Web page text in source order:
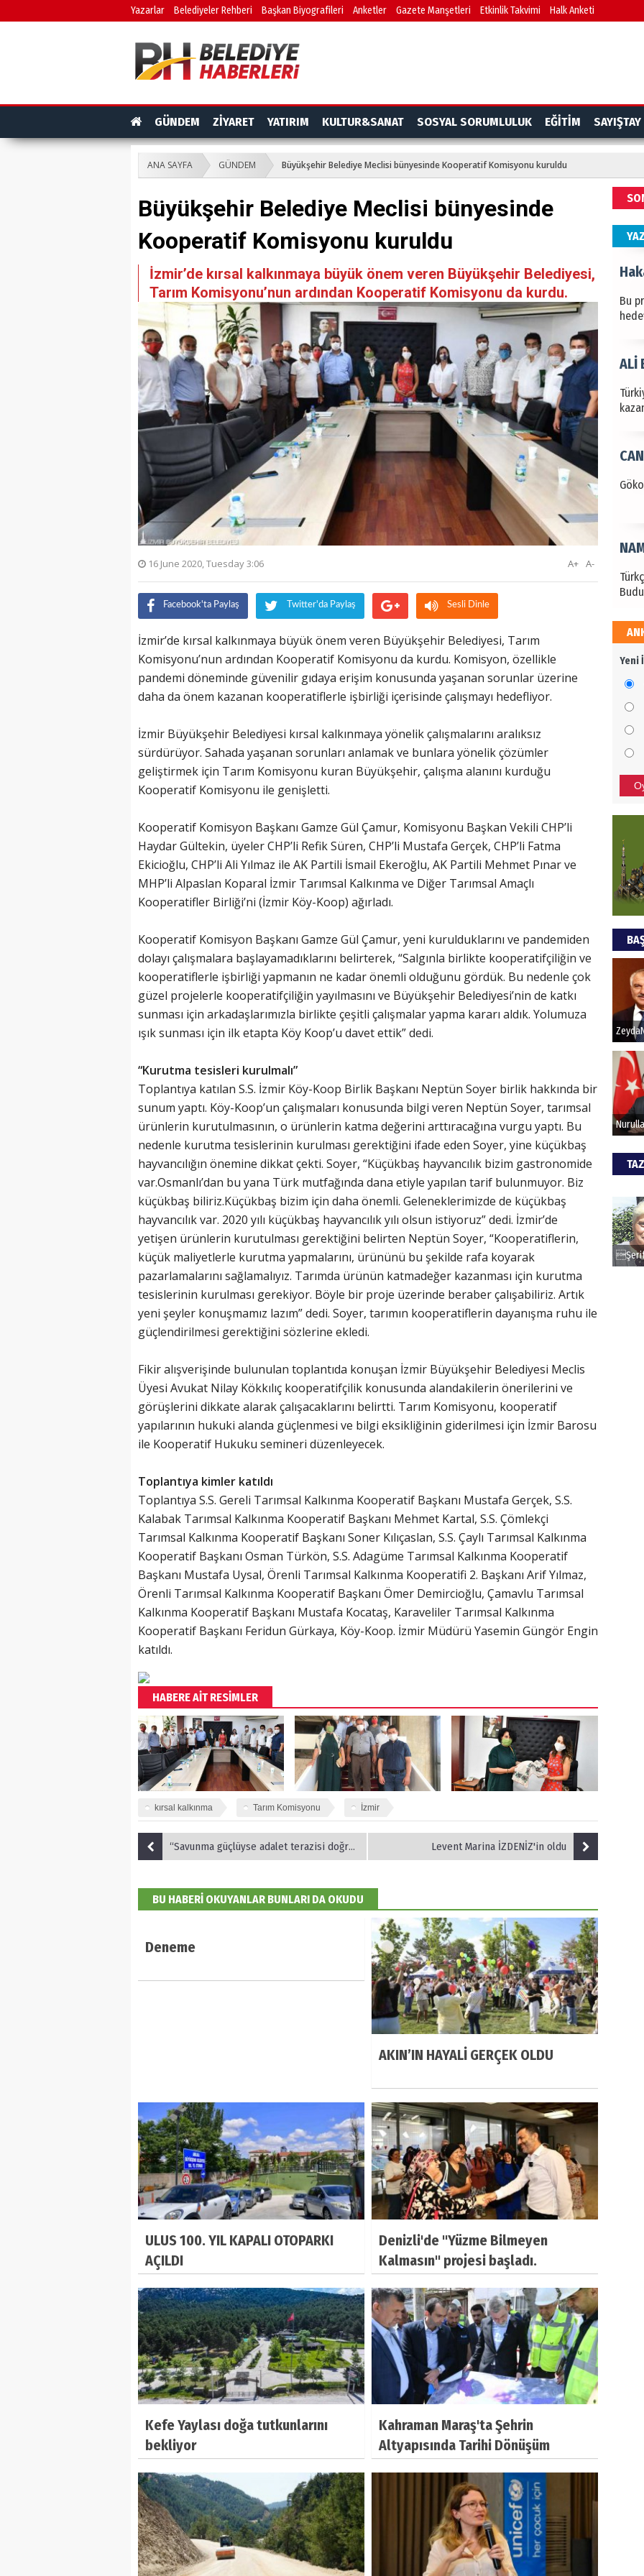
Yazarlar Belediyeler Rehberi Başkan Biyografileri Anketler Gazete Manşetleri Etkinlik Takvimi Halk Anketi
GÜNDEM ZİYARET YATIRIM KULTUR&SANAT SOSYAL SORUMLULUK EĞİTİM SAYIŞTAY
ANA SAYFA GÜNDEM Büyükşehir Belediye Meclisi bünyesinde Kooperatif Komisyonu kuruldu
Büyükşehir Belediye Meclisi bünyesinde
Kooperatif Komisyonu kuruldu
İzmir’de kırsal kalkınmaya büyük önem veren Büyükşehir Belediyesi,
Tarım Komisyonu’nun ardından Kooperatif Komisyonu da kurdu.
16 June 2020, Tuesday 3:06 A-
A+
Facebook'ta Paylaş Twitter'da Paylaş Sesli Dinle
İzmir’de kırsal kalkınmaya büyük önem veren Büyükşehir Belediyesi, Tarım
Komisyonu’nun ardından Kooperatif Komisyonu da kurdu. Komisyon, özellikle
pandemi döneminde güvenilir gıdaya erişim konusunda yaşanan sorunlar üzerine
daha da önem kazanan kooperatiflerle işbirliği içerisinde çalışmayı hedefliyor.
İzmir Büyükşehir Belediyesi kırsal kalkınmaya yönelik çalışmalarını aralıksız
sürdürüyor. Sahada yaşanan sorunları anlamak ve bunlara yönelik çözümler
geliştirmek için Tarım Komisyonu kuran Büyükşehir, çalışma alanını kurduğu
Kooperatif Komisyonu ile genişletti.
Kooperatif Komisyon Başkanı Gamze Gül Çamur, Komisyonu Başkan Vekili CHP’li
Haydar Gültekin, üyeler CHP’li Refik Süren, CHP’li Mustafa Gerçek, CHP’li Fatma
Ekicioğlu, CHP’li Ali Yılmaz ile AK Partili İsmail Ekeroğlu, AK Partili Mehmet Pınar ve
MHP’li Alpaslan Koparal İzmir Tarımsal Kalkınma ve Diğer Tarımsal Amaçlı
Kooperatifler Birliği’ni (İzmir Köy-Koop) ağırladı.
Kooperatif Komisyon Başkanı Gamze Gül Çamur, yeni kurulduklarını ve pandemiden
dolayı çalışmalara başlayamadıklarını belirterek, “Salgınla birlikte kooperatifçiliğin ve
kooperatiflerle işbirliği yapmanın ne kadar önemli olduğunu gördük. Bu nedenle çok
güzel projelerle kooperatifçiliğin yayılmasını ve Büyükşehir Belediyesi’nin de katkı
sunması için arkadaşlarımızla birlikte çeşitli çalışmalar yapma kararı aldık. Yolumuza
ışık sunması için ilk etapta Köy Koop’u davet ettik” dedi.
“Kurutma tesisleri kurulmalı”
Toplantıya katılan S.S. İzmir Köy-Koop Birlik Başkanı Neptün Soyer birlik hakkında bir
sunum yaptı. Köy-Koop’un çalışmaları konusunda bilgi veren Neptün Soyer, tarımsal
ürünlerin kurutulmasının, o ürünlerin katma değerini arttıracağına vurgu yaptı. Bu
nedenle kurutma tesislerinin kurulması gerektiğini ifade eden Soyer, yine küçükbaş
hayvancılığın önemine dikkat çekti. Soyer, “Küçükbaş hayvancılık bizim gastronomide
var.Osmanlı’dan bu yana Türk mutfağında dana etiyle yapılan tarif bulunmuyor. Biz
küçükbaş biliriz.Küçükbaş bizim için daha önemli. Geleneklerimizde de küçükbaş
hayvancılık var. 2020 yılı küçükbaş hayvancılık yılı olsun istiyoruz” dedi. İzmir’de
yetişen ürünlerin kurutulması gerektiğini belirten Neptün Soyer, “Kooperatiflerin,
küçük maliyetlerle kurutma yapmalarını, ürününü bu şekilde rafa koyarak
pazarlamalarını sağlamalıyız. Tarımda ürünün katmadeğer kazanması için kurutma
tesislerinin kurulması gerekiyor. Böyle bir proje üzerinde beraber çalışabiliriz. Artık
yeni şeyler konuşmamız lazım” dedi. Soyer, tarımın kooperatiflerin dayanışma ruhu ile
güçlendirilmesi gerektiğini sözlerine ekledi.
Fikir alışverişinde bulunulan toplantıda konuşan İzmir Büyükşehir Belediyesi Meclis
Üyesi Avukat Nilay Kökkılıç kooperatifçilik konusunda alandakilerin önerilerini ve
görüşlerini dikkate alarak çalışacaklarını belirtti. Tarım Komisyonu, kooperatif
yapılarının hukuki alanda güçlenmesi ve bilgi eksikliğinin giderilmesi için İzmir Barosu
ile Kooperatif Hukuku semineri düzenleyecek.
Toplantıya kimler katıldı
Toplantıya S.S. Gereli Tarımsal Kalkınma Kooperatif Başkanı Mustafa Gerçek, S.S.
Kalabak Tarımsal Kalkınma Kooperatif Başkanı Mehmet Kartal, S.S. Çömlekçi
Tarımsal Kalkınma Kooperatif Başkanı Soner Kılıçaslan, S.S. Çaylı Tarımsal Kalkınma
Kooperatif Başkanı Osman Türkön, S.S. Adagüme Tarımsal Kalkınma Kooperatif
Başkanı Mustafa Uysal, Örenli Tarımsal Kalkınma Kooperatifi 2. Başkanı Arif Yılmaz,
Örenli Tarımsal Kalkınma Kooperatif Başkanı Ömer Demircioğlu, Çamavlu Tarımsal
Kalkınma Kooperatif Başkanı Mustafa Kocataş, Karaveliler Tarımsal Kalkınma
Kooperatif Başkanı Feridun Gürkaya, Köy-Koop. İzmir Müdürü Yasemin Güngör Engin
katıldı.
HABERE AİT RESİMLER
kırsal kalkınma Tarım Komisyonu İzmir
“Savunma güçlüyse adalet terazisi doğru işler” Levent Marina İZDENİZ'in oldu
BU HABERİ OKUYANLAR BUNLARI DA OKUDU
Deneme
AKIN’IN HAYALİ GERÇEK OLDU
ULUS 100. YIL KAPALI OTOPARKI
AÇILDI
Denizli'de "Yüzme Bilmeyen
Kalmasın" projesi başladı.
Kefe Yaylası doğa tutkunlarını
bekliyor
Kahraman Maraş'ta Şehrin
Altyapısında Tarihi Dönüşüm
Bu
ALİ
Bu
Yeni